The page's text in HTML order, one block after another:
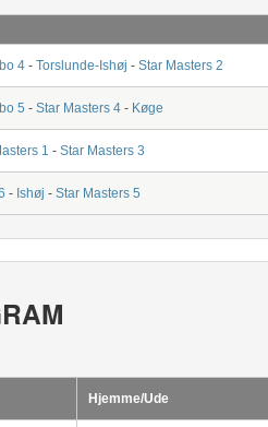
4 - Torslunde-Ishøj - Star Masters 2
5 - Star Masters 4 - Køge
1 - Star Masters 3
- Ishøj - Star Masters 5
Hjemme/Ude